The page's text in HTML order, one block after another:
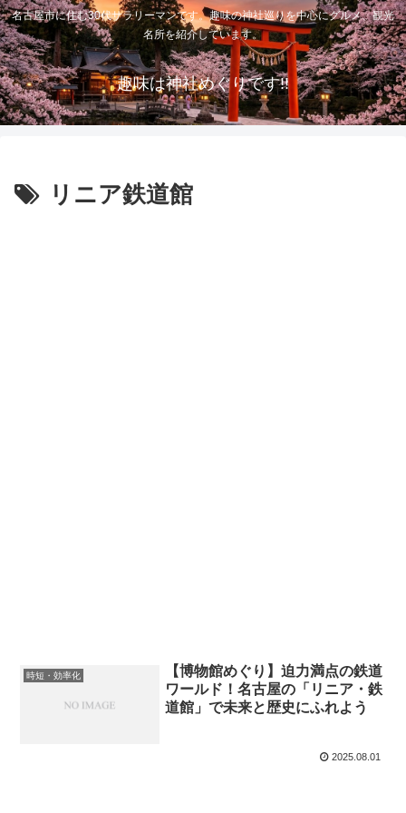
名古屋市に住む30代サラリーマンです。趣味の神社巡りを中心にグルメ、観光
名所を紹介しています。
趣味は神社めぐりです!!
リニア鉄道館
時短・効率化
【博物館めぐり】迫力満点の鉄道
ワールド！名古屋の「リニア・鉄
道館」で未来と歴史にふれよう
2025.08.01